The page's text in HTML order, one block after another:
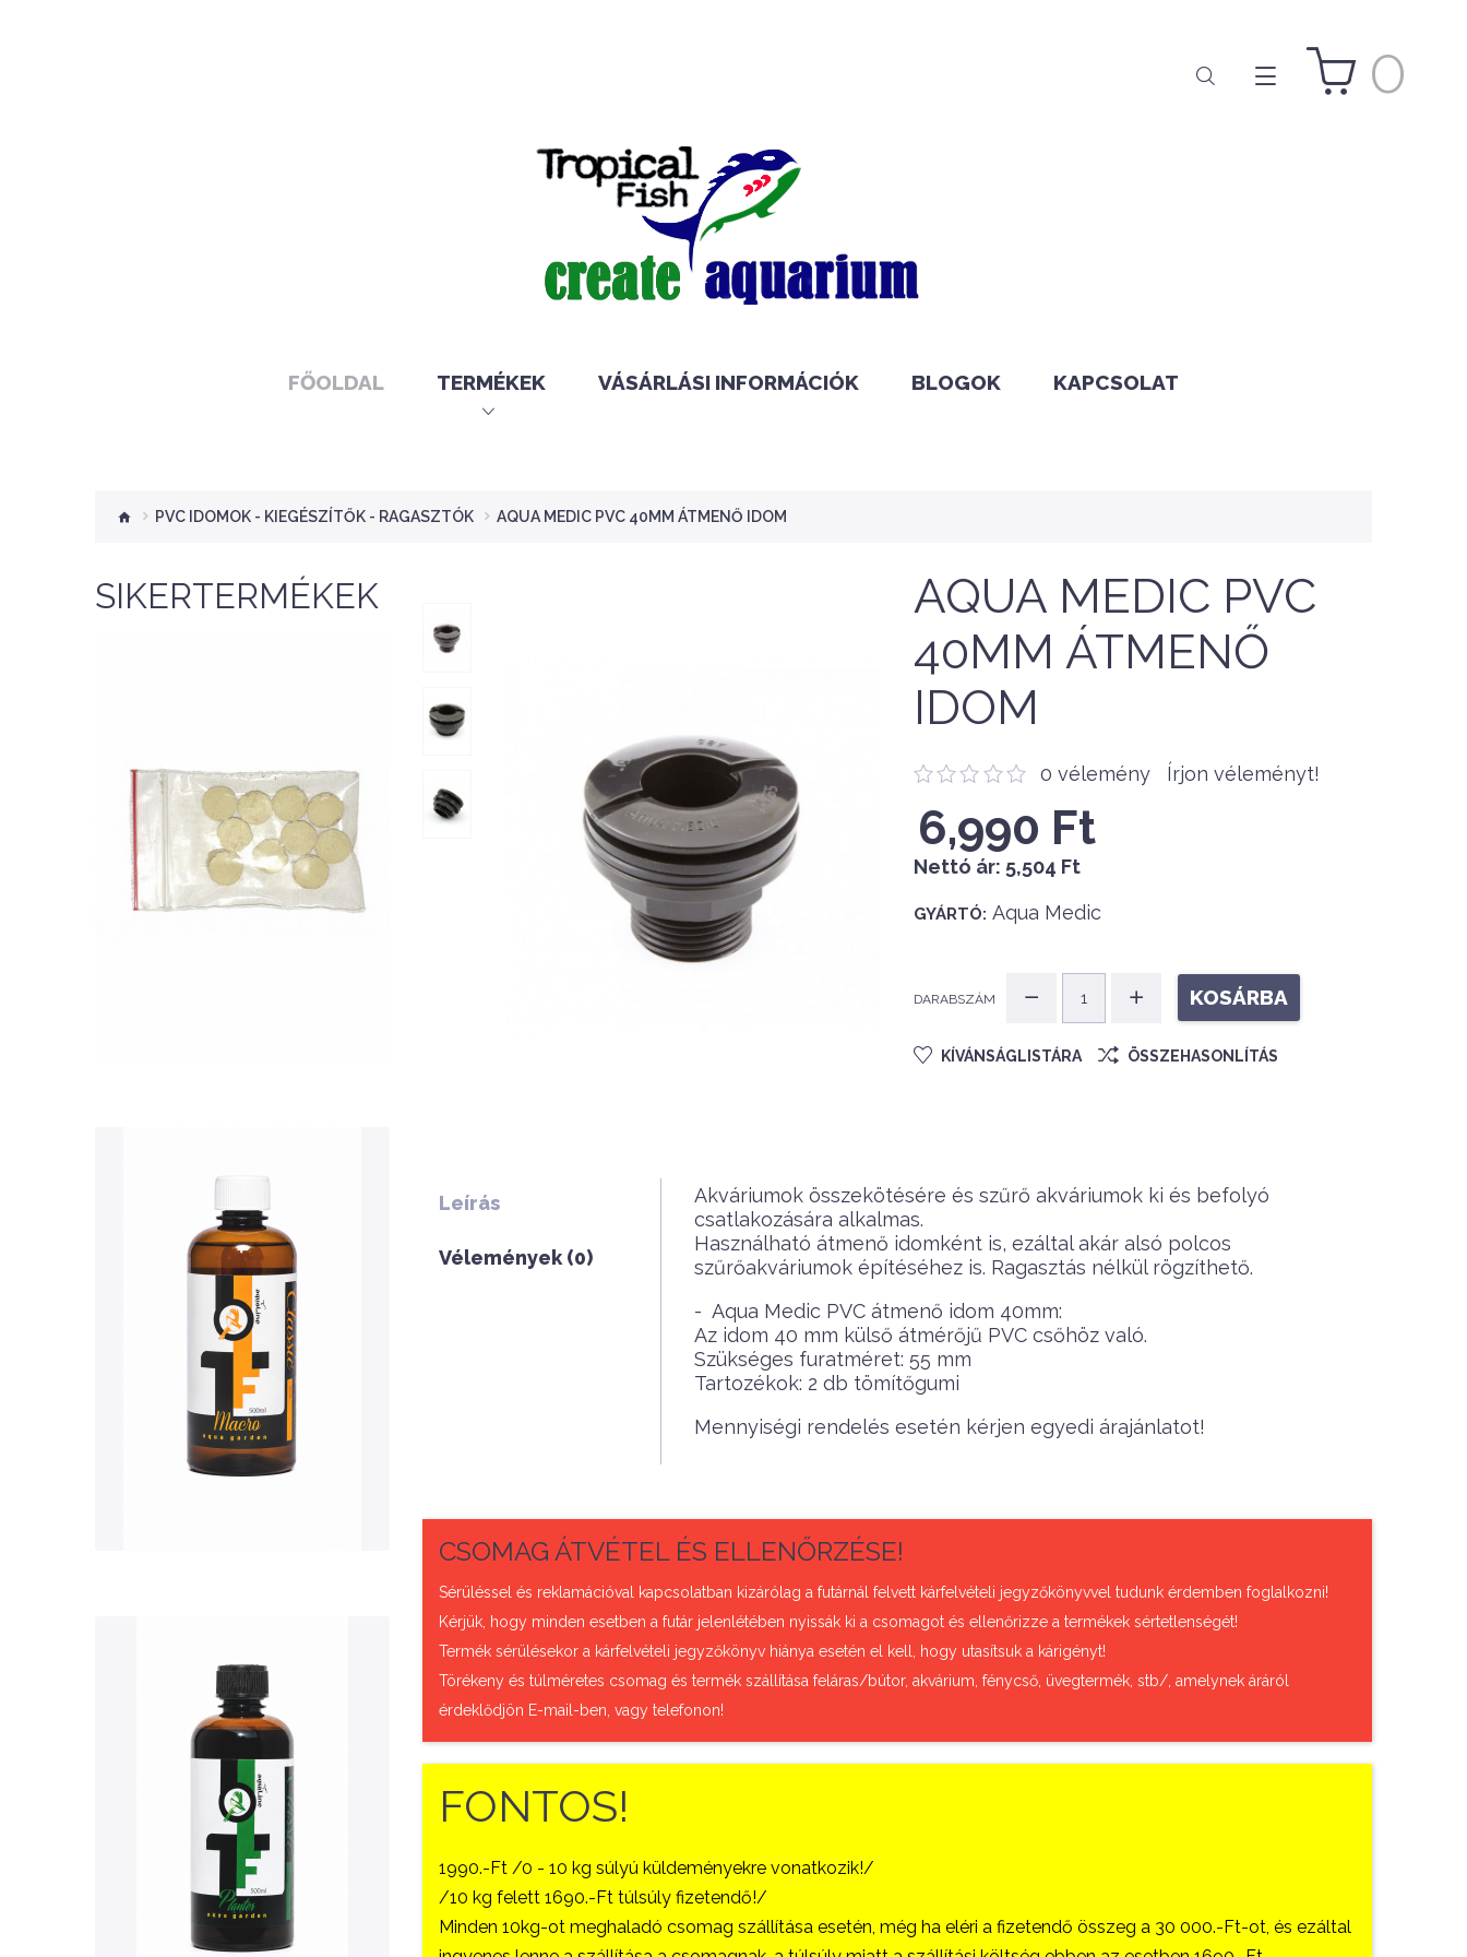
0
FŐOLDAL TERMÉKEK VÁSÁRLÁSI INFORMÁCIÓK BLOGOK KAPCSOLAT
PVC IDOMOK - KIEGÉSZÍTŐK - RAGASZTÓK AQUA MEDIC PVC 40MM ÁTMENŐ IDOM
SIKERTERMÉKEK
Nettó ár: 276 Ft
Aquaplant tápanyag
tabletta 10db
Nettó ár: 3,134 Ft
AquaLine TF Macro 500ml
KOSÁRBA
QUICK VIEW
Nettó ár: 3,421 Ft
AquaLine TF Planter
500ml
KOSÁRBA
AQUA MEDIC PVC
40MM ÁTMENŐ
IDOM
0 vélemény Írjon véleményt!
6,990 Ft
Nettó ár: 5,504 Ft
GYÁRTÓ: Aqua Medic
DARABSZÁM KOSÁRBA
KÍVÁNSÁGLISTÁRA ÖSSZEHASONLÍTÁS
Leírás
Vélemények (0)
Akváriumok összekötésére és szűrő akváriumok ki és befolyó
csatlakozására alkalmas.
Használható átmenő idomként is, ezáltal akár alsó polcos
szűrőakváriumok építéséhez is. Ragasztás nélkül rögzíthető.
- Aqua Medic PVC átmenő idom 40mm:
Az idom 40 mm külső átmérőjű PVC csőhöz való.
Szükséges furatméret: 55 mm
Tartozékok: 2 db tömítőgumi
Mennyiségi rendelés esetén kérjen egyedi árajánlatot!
CSOMAG ÁTVÉTEL ÉS ELLENŐRZÉSE!
Sérüléssel és reklamációval kapcsolatban kizárólag a futárnál felvett kárfelvételi jegyzőkönyvvel tudunk érdemben foglalkozni!
Kérjük, hogy minden esetben a futár jelenlétében nyissák ki a csomagot és ellenőrizze a termékek sértetlenségét!
Termék sérülésekor a kárfelvételi jegyzőkönyv hiánya esetén el kell, hogy utasítsuk a kárigényt!
Törékeny és túlméretes csomag és termék szállítása feláras/bútor, akvárium, fénycső, üvegtermék, stb/, amelynek áráról
érdeklődjön E-mail-ben, vagy telefonon!
FONTOS!
1990.-Ft /0 - 10 kg súlyú küldeményekre vonatkozik!/
/10 kg felett 1690.-Ft túlsúly fizetendő!/
Minden 10kg-ot meghaladó csomag szállítása esetén, még ha eléri a fizetendő összeg a 30 000.-Ft-ot, és ezáltal